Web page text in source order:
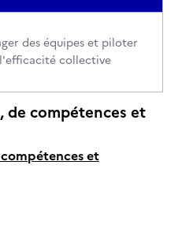
des équipes et piloter
l'efficacité collective
compétences et
et